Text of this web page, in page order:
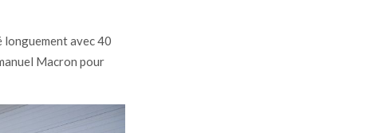
longuement avec 40
Macron pour